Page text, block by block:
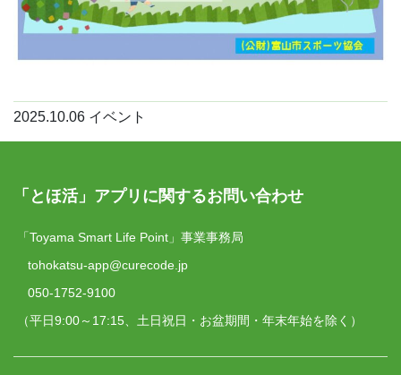
2025.10.06 イベント
「とほ活」アプリに関するお問い合わせ
「Toyama Smart Life Point」事業事務局
tohokatsu-app@curecode.jp
050-1752-9100
（平日9:00～17:15、土日祝日・お盆期間・年末年始を除く）